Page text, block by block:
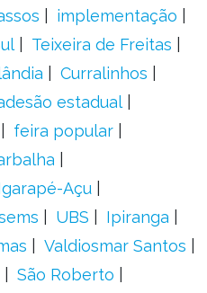
implementação
Teixeira de Freitas
Curralinhos
estadual
feira popular
Açu
UBS
Ipiranga
Valdiosmar Santos
São Roberto